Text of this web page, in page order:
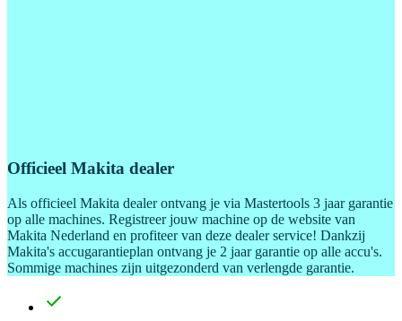
Officieel Makita dealer
Als officieel Makita dealer ontvang je via Mastertools 3 jaar garantie
op alle machines. Registreer jouw machine op de website van
Makita Nederland en profiteer van deze dealer service! Dankzij
Makita's accugarantieplan ontvang je 2 jaar garantie op alle accu's.
Sommige machines zijn uitgezonderd van verlengde garantie.